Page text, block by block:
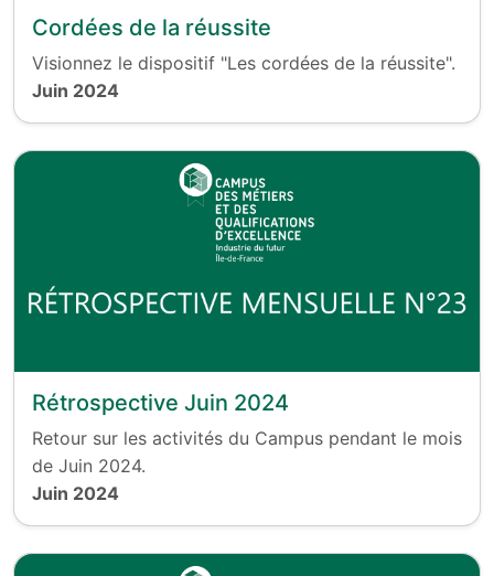
Cordées de la réussite
Visionnez le dispositif "Les cordées de la réussite".
Juin 2024
Rétrospective Juin 2024
Retour sur les activités du Campus pendant le mois
de Juin 2024.
Juin 2024